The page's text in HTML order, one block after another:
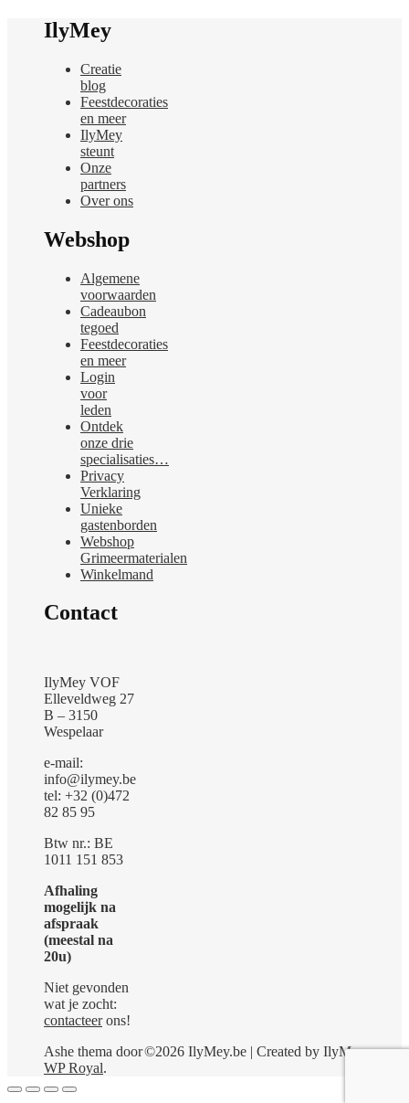
IlyMey
Creatie
blog
Feestdecoraties
en meer
IlyMey
steunt
Onze
partners
Over ons
Webshop
Algemene
voorwaarden
Cadeaubon
tegoed
Feestdecoraties
en meer
Login
voor
leden
Ontdek
onze drie
specialisaties…
Privacy
Verklaring
Unieke
gastenborden
Webshop
Grimeermaterialen
Winkelmand
Contact
IlyMey VOF
Elleveldweg 27
B – 3150
Wespelaar
e-mail:
info@ilymey.be
tel: +32 (0)472
82 85 95
Btw nr.: BE
1011 151 853
Afhaling
mogelijk na
afspraak
(meestal na
20u)
Niet gevonden
wat je zocht:
contacteerons!
©2026 IlyMey.be | Created by IlyMey
Ashe thema door
WP Royal.